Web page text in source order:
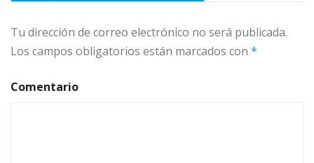
Tu dirección de correo electrónico no será publicada.
Los campos obligatorios están marcados con *
Comentario